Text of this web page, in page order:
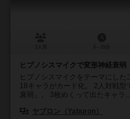
ヒプノシスマイクで変形神経衰弱
ヒプノシスマイクをテーマにし
18キャラがカード化。 2人対戦型
衰弱」。 3枚めくって出たキャラ...
ヤブロン（Yaburon）